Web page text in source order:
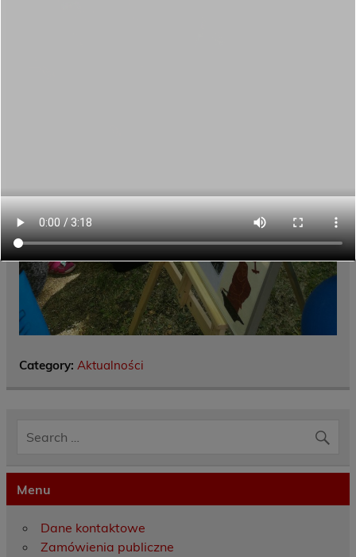
Category: Aktualności
Menu
Dane kontaktowe
Zamówienia publiczne